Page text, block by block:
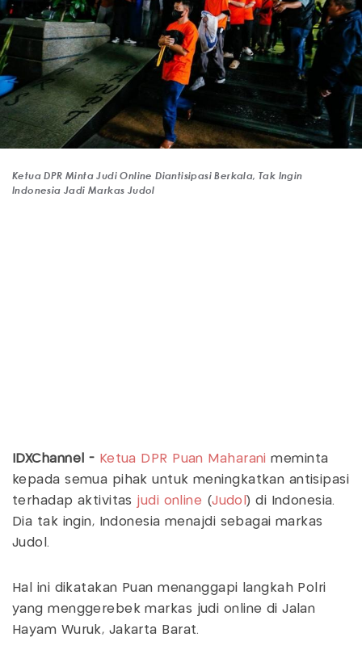
Ketua DPR Minta Judi Online Diantisipasi Berkala, Tak Ingin
Indonesia Jadi Markas Judol
IDXChannel - Ketua DPR Puan Maharani meminta
kepada semua pihak untuk meningkatkan antisipasi
terhadap aktivitas judi online (Judol ) di Indonesia.
Dia tak ingin, Indonesia menajdi sebagai markas
Judol.
Hal ini dikatakan Puan menanggapi langkah Polri
yang menggerebek markas judi online di Jalan
Hayam Wuruk, Jakarta Barat.